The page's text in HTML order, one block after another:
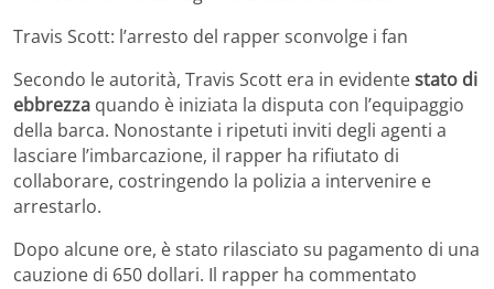
Travis Scott: l’arresto del rapper sconvolge i fan
Secondo le autorità, Travis Scott era in evidentestato di
ebbrezza quando è iniziata la disputa con l’equipaggio
della barca. Nonostante i ripetuti inviti degli agenti a
lasciare l’imbarcazione, il rapper ha rifiutato di
collaborare, costringendo la polizia a intervenire e
arrestarlo.
Dopo alcune ore, è stato rilasciato su pagamento di una
cauzione di 650 dollari. Il rapper ha commentato